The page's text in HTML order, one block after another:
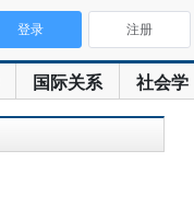
国际关系 社会学
登录 注册